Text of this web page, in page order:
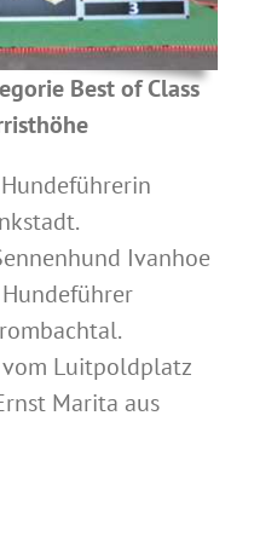
Best of Class
Ivanhoe
vom Luitpoldplatz
Marita aus